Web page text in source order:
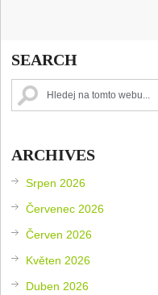
SEARCH
ARCHIVES
Srpen 2026
Červenec 2026
Červen 2026
Květen 2026
Duben 2026